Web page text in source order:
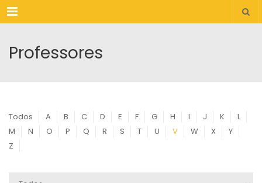
Menu
Professores
Todos A B C D E F G H I J K
L
M
N O P Q R S T U V W X
Y
Z